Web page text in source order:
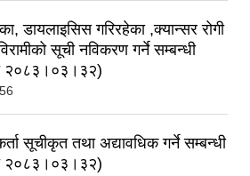
डायलाइसिस गरिरहेका ,क्यान्सर रोगी
सूची नविकरण गर्ने सम्बन्धी
२०८३।०३।३२)
सूचीकृत तथा अद्यावधिक गर्ने सम्बन्धी
२०८३।०३।३२)